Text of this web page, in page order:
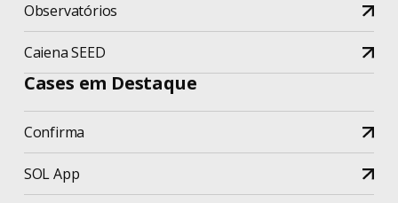
Observatórios
Caiena SEED
Cases em Destaque
Confirma
SOL App